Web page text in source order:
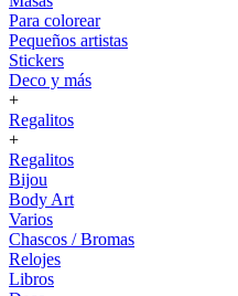
Para colorear
Pequeños artistas
Stickers
Deco y más
+
Regalitos
+
Regalitos
Bijou
Body Art
Varios
Chascos / Bromas
Relojes
Libros